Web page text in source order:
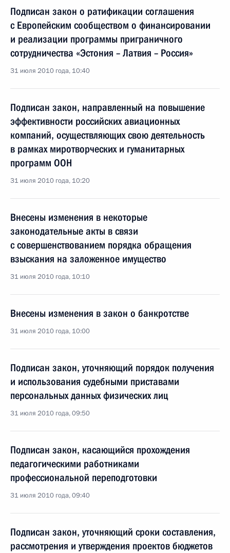
Подписан закон о ратификации соглашения
с Европейским сообществом о финансировании
и реализации программы приграничного
сотрудничества «Эстония – Латвия – Россия»
31 июля 2010 года, 10:40
Подписан закон, направленный на повышение
эффективности российских авиационных
компаний, осуществляющих свою деятельность
в рамках миротворческих и гуманитарных
программ ООН
31 июля 2010 года, 10:20
Внесены изменения в некоторые
законодательные акты в связи
с совершенствованием порядка обращения
взыскания на заложенное имущество
31 июля 2010 года, 10:10
Внесены изменения в закон о банкротстве
31 июля 2010 года, 10:00
Подписан закон, уточняющий порядок получения
и использования судебными приставами
персональных данных физических лиц
31 июля 2010 года, 09:50
Подписан закон, касающийся прохождения
педагогическими работниками
профессиональной переподготовки
31 июля 2010 года, 09:40
Подписан закон, уточняющий сроки составления,
рассмотрения и утверждения проектов бюджетов